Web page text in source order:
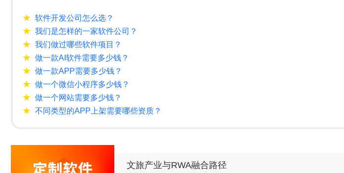
软件开发公司怎么选？
我们是怎样的一家软件公司？
我们做过哪些软件项目？
做一款AI软件需要多少钱？
做一款APP需要多少钱？
做一个微信小程序多少钱？
做一个网站需要多少钱？
不同类型的APP上架需要哪些资质？
文旅产业与RWA融合路径